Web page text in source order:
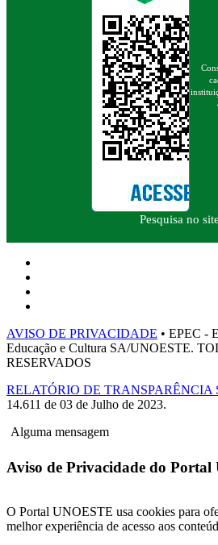
Pesquisa no
AVISO DE PRIVACIDADE • EPEC -
Educação e Cultura SA/UNOESTE.
RESERVADOS
RELATÓRIO DE
14.611 de 03 de Julho de 2023.
Alguma mensagem
Aviso de Privacidade do Portal
O Portal UNOESTE usa cookies para
melhor experiência de acesso aos